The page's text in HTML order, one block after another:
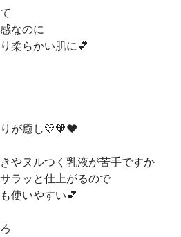
なのに
柔らかい肌に💕
が癒し💛🧡❤️
やヌルつく乳液が苦手ですか
ラッと仕上がるので
使いやすい💕